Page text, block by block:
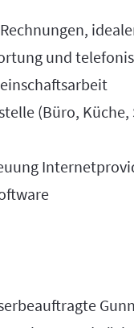
und
(Büro,